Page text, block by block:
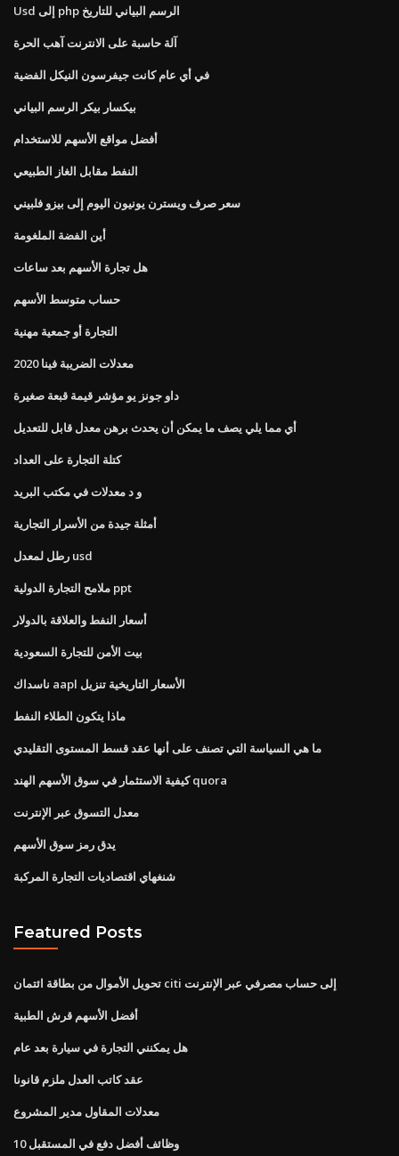
Usd إلى php الرسم البياني للتاريخ
آلة حاسبة على الانترنت آهب الحرة
في أي عام كانت جيفرسون النيكل الفضية
بيكسار بيكر الرسم البياني
أفضل مواقع الأسهم للاستخدام
النفط مقابل الغاز الطبيعي
سعر صرف ويسترن يونيون اليوم إلى بيزو فلبيني
أين الفضة الملغومة
هل تجارة الأسهم بعد ساعات
حساب متوسط ​​الأسهم
التجارة أو جمعية مهنية
معدلات الضريبة فينا 2020
داو جونز يو مؤشر قيمة قبعة صغيرة
أي مما يلي يصف ما يمكن أن يحدث برهن معدل قابل للتعديل
كتلة التجارة على العداد
و د معدلات في مكتب البريد
أمثلة جيدة من الأسرار التجارية
رطل لمعدل usd
ملامح التجارة الدولية ppt
أسعار النفط والعلاقة بالدولار
بيت الأمن للتجارة السعودية
ناسداك aapl الأسعار التاريخية تنزيل
ماذا يتكون الطلاء النفط
ما هي السياسة التي تصنف على أنها عقد قسط المستوى التقليدي
كيفية الاستثمار في سوق الأسهم الهند quora
معدل التسوق عبر الإنترنت
يدق رمز سوق الأسهم
شنغهاي اقتصاديات التجارة المركبة
Featured Posts
تحويل الأموال من بطاقة ائتمان citi إلى حساب مصرفي عبر الإنترنت
أفضل الأسهم قرش الطبية
هل يمكنني التجارة في سيارة بعد عام
عقد كاتب العدل ملزم قانونا
معدلات المقاول مدير المشروع
10 وظائف أفضل دفع في المستقبل